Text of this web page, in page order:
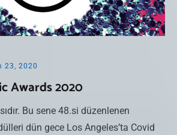
23, 2020
Awards 2020
Bu sene 48.si düzenlenen
dün gece Los Angeles’ta Covid